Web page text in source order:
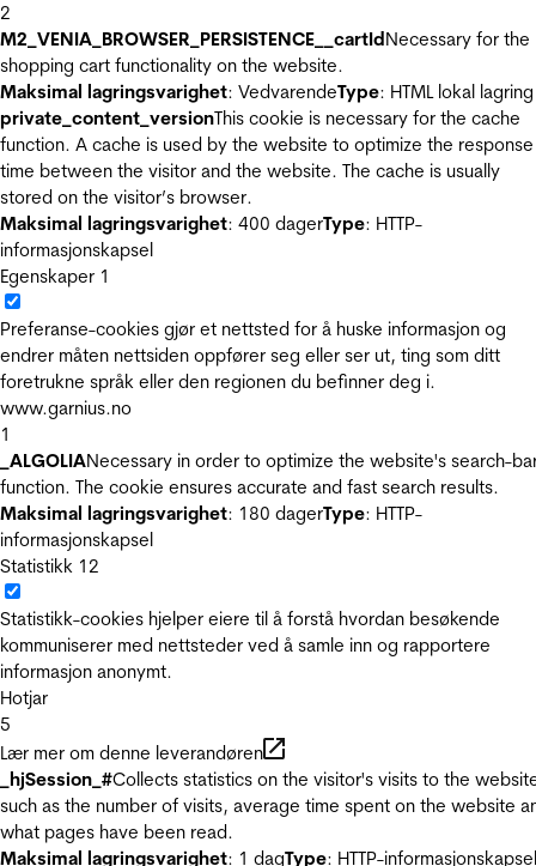
2
M2_VENIA_BROWSER_PERSISTENCE__cartIdNecessary for the
shopping cart functionality on the website.
Maksimal lagringsvarighet: VedvarendeType: HTML lokal lagring
private_content_versionThis cookie is necessary for the cache
function. A cache is used by the website to optimize the response
time between the visitor and the website. The cache is usually
stored on the visitor’s browser.
Maksimal lagringsvarighet: 400 dagerType: HTTP-
informasjonskapsel
Egenskaper 1
Preferanse-cookies gjør et nettsted for å huske informasjon og
endrer måten nettsiden oppfører seg eller ser ut, ting som ditt
foretrukne språk eller den regionen du befinner deg i.
www.garnius.no
1
_ALGOLIANecessary in order to optimize the website's search-
function. The cookie ensures accurate and fast search results.
Maksimal lagringsvarighet: 180 dagerType: HTTP-
informasjonskapsel
Statistikk 12
Statistikk-cookies hjelper eiere til å forstå hvordan besøkende
kommuniserer med nettsteder ved å samle inn og rapportere
informasjon anonymt.
Hotjar
5
Lær mer om denne leverandøren
_hjSession_#Collects statistics on the visitor's visits to the
such as the number of visits, average time spent on the website
what pages have been read.
Maksimal lagringsvarighet: 1 dagType: HTTP-informasjonskapsel